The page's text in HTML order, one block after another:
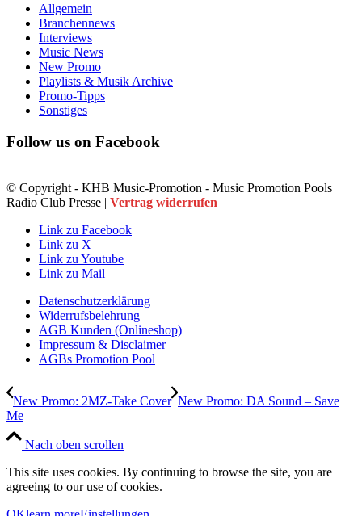
Allgemein
Branchennews
Interviews
Music News
New Promo
Playlists & Musik Archive
Promo-Tipps
Sonstiges
Follow us on Facebook
© Copyright - KHB Music-Promotion - Music Promotion Pools
Radio Club Presse | Vertrag widerrufen
Link zu Facebook
Link zu X
Link zu Youtube
Link zu Mail
Datenschutzerklärung
Widerrufsbelehrung
AGB Kunden (Onlineshop)
Impressum & Disclaimer
AGBs Promotion Pool
New Promo: 2MZ-Take Cover New Promo: DA Sound – Save
Me
Nach oben scrollen
This site uses cookies. By continuing to browse the site, you are
agreeing to our use of cookies.